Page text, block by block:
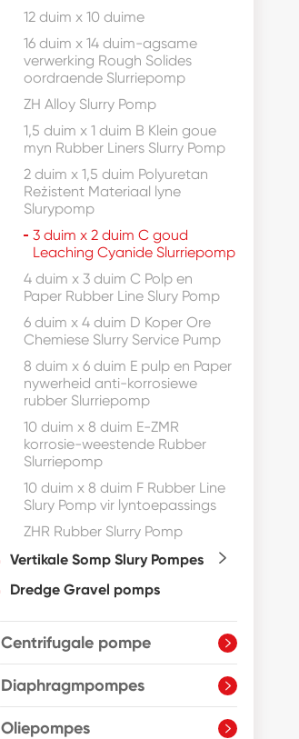
12 duim x 10 duime
16 duim x 14 duim-agsame
verwerking Rough Solides
oordraende Slurriepomp
ZH Alloy Slurry Pomp
1,5 duim x 1 duim B Klein goue
myn Rubber Liners Slurry Pomp
2 duim x 1,5 duim Polyuretan
Reżistent Materiaal lyne
Slurypomp
3 duim x 2 duim C goud
Leaching Cyanide Slurriepomp
4 duim x 3 duim C Polp en
Paper Rubber Line Slury Pomp
6 duim x 4 duim D Koper Ore
Chemiese Slurry Service Pump
8 duim x 6 duim E pulp en Paper
nywerheid anti-korrosiewe
rubber Slurriepomp
10 duim x 8 duim E-ZMR
korrosie-weestende Rubber
Slurriepomp
10 duim x 8 duim F Rubber Line
Slury Pomp vir lyntoepassings
ZHR Rubber Slurry Pomp
Vertikale Somp Slury Pompes

Dredge Gravel pomps
Centrifugale pompe 
Diaphragmpompes 
Oliepompes 